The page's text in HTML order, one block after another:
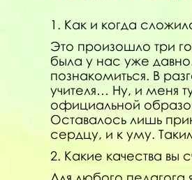
1. Как и когда
Это произошло три
была у нас уже
познакомиться. В
учителя… Ну, и меня
официальной
Оставалось лишь
сердцу, и к уму.
2. Какие качества вы